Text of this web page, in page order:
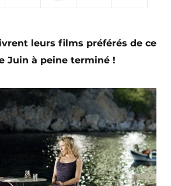
leurs films préférés de ce
Juin à peine terminé !